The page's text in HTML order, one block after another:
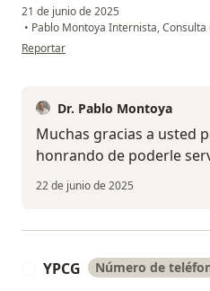
21 de junio de 2025
• Pablo Montoya Internista, Consulta
en opinión del usuario JB
Reportar
Dr. Pablo Montoya
Muchas gracias a usted
honrando de poderle
22 de junio de 2025
YPCG Número de